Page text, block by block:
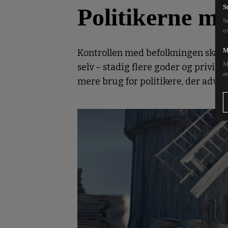
Politikerne
Kontrollen med befolkningen
selv – stadig flere goder og
mere brug for politikere, der